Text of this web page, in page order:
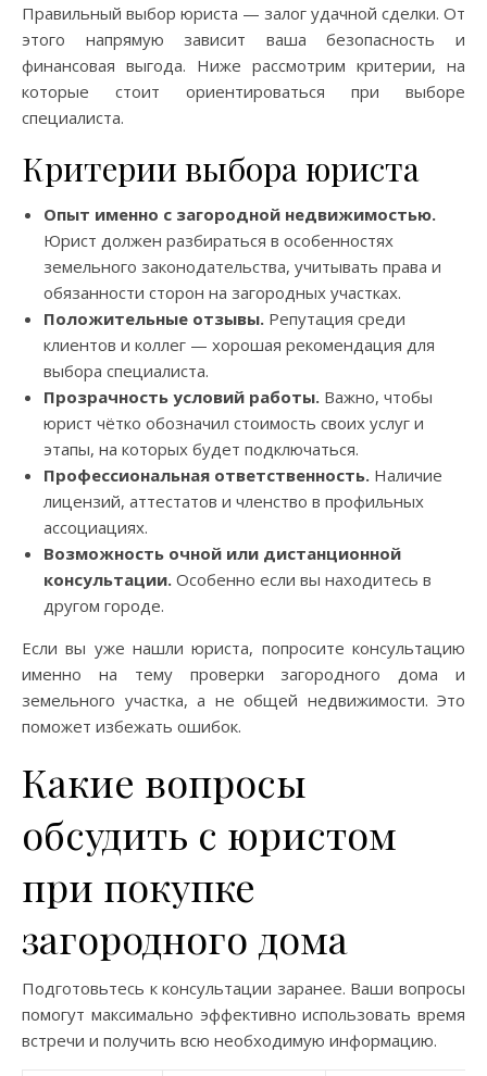
Правильный выбор юриста — залог удачной сделки. От
этого напрямую зависит ваша безопасность и
финансовая выгода. Ниже рассмотрим критерии, на
которые стоит ориентироваться при выборе
специалиста.
Критерии выбора юриста
Опыт именно с загородной недвижимостью.
Юрист должен разбираться в особенностях
земельного законодательства, учитывать права и
обязанности сторон на загородных участках.
Положительные отзывы. Репутация среди
клиентов и коллег — хорошая рекомендация для
выбора специалиста.
Прозрачность условий работы. Важно, чтобы
юрист чётко обозначил стоимость своих услуг и
этапы, на которых будет подключаться.
Профессиональная ответственность. Наличие
лицензий, аттестатов и членство в профильных
ассоциациях.
Возможность очной или дистанционной
консультации. Особенно если вы находитесь в
другом городе.
Если вы уже нашли юриста, попросите консультацию
именно на тему проверки загородного дома и
земельного участка, а не общей недвижимости. Это
поможет избежать ошибок.
Какие вопросы
обсудить с юристом
при покупке
загородного дома
Подготовьтесь к консультации заранее. Ваши вопросы
помогут максимально эффективно использовать время
встречи и получить всю необходимую информацию.